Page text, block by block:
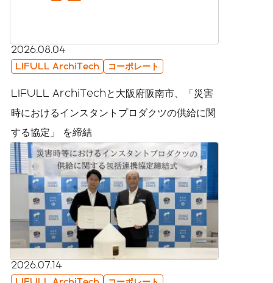
2026.08.04
LIFULL ArchiTech コーポレート
LIFULL ArchiTechと大阪府阪南市、「災害
時におけるインスタントプロダクツの供給に関
する協定」 を締結
2026.07.14